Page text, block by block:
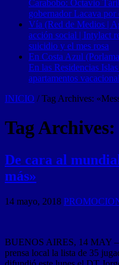
Carabobo: Octavio
gobernador Lacava por
Vía (Red de Medios |
acción social | Intylact
suicidio y el mes rosa
En Costa Azul
En las Residencias
apartamentos
INICIO / Tag Archives:
Tag Archives:
De cara al
más»
14 mayo, 2018
BUENOS AIRES, 14 MAY –
prensa local la lista de 35